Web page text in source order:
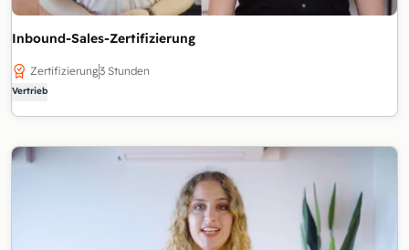
Inbound-Sales-Zertifizierung
Zertifizierung3 Stunden
Vertrieb